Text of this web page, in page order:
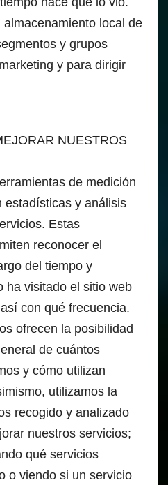
local de
y grupos
y para dirigir
NUESTROS
de medición
estadísticas y análisis
Estas
reconocer el
del tiempo y
ha visitado el sitio web
con qué frecuencia.
ofrecen la posibilidad
de cuántos
y cómo utilizan
utilizamos la
recogido y analizado
nuestros servicios;
qué servicios
o viendo si un servicio